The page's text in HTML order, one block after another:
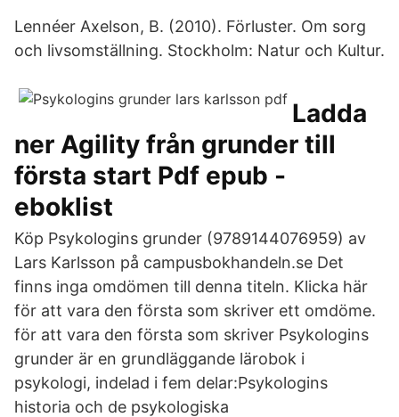
Lennéer Axelson, B. (2010). Förluster. Om sorg
och livsomställning. Stockholm: Natur och Kultur.
Ladda
ner Agility från grunder till
första start Pdf epub -
eboklist
Köp Psykologins grunder (9789144076959) av
Lars Karlsson på campusbokhandeln.se Det
finns inga omdömen till denna titeln. Klicka här
för att vara den första som skriver ett omdöme.
för att vara den första som skriver Psykologins
grunder är en grundläggande lärobok i
psykologi, indelad i fem delar:Psykologins
historia och de psykologiska